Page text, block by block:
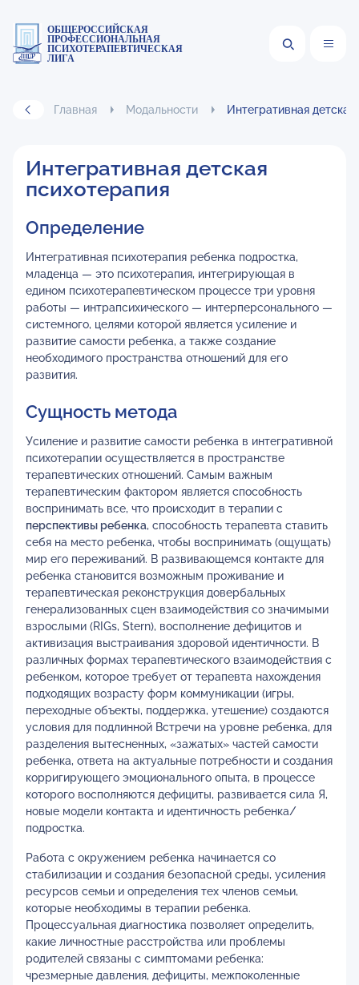
ОБЩЕРОССИЙСКАЯ
ПРОФЕССИОНАЛЬНАЯ
ПСИХОТЕРАПЕВТИЧЕСКАЯ
ЛИГА
Главная Модальности Интегративная
Интегративная детская
психотерапия
Определение
Интегративная психотерапия ребенка подростка,
младенца — это психотерапия, интегрирующая в
едином психотерапевтическом процессе три уровня
работы — интрапсихического — интерперсонального —
системного, целями которой является усиление и
развитие самости ребенка, а также создание
необходимого пространства отношений для его
развития.
Сущность метода
Усиление и развитие самости ребенка в интегративной
психотерапии осуществляется в пространстве
терапевтических отношений. Самым важным
терапевтическим фактором является способность
воспринимать все, что происходит в терапии с
перспективы ребенка, способность терапевта ставить
себя на место ребенка, чтобы воспринимать (ощущать)
мир его переживаний. В развивающемся контакте для
ребенка становится возможным проживание и
терапевтическая реконструкция довербальных
генерализованных сцен взаимодействия со значимыми
взрослыми (RIGs, Stern), восполнение дефицитов и
активизация выстраивания здоровой идентичности. В
различных формах терапевтического взаимодействия с
ребенком, которое требует от терапевта нахождения
подходящих возрасту форм коммуникации (игры,
переходные объекты, поддержка, утешение) создаются
условия для подлинной Встречи на уровне ребенка, для
разделения вытесненных, «зажатых» частей самости
ребенка, ответа на актуальные потребности и создания
корригирующего эмоционального опыта, в процессе
которого восполняются дефициты, развивается сила Я,
новые модели контакта и идентичность ребенка/
подростка.
Работа с окружением ребенка начинается со
стабилизации и создания безопасной среды, усиления
ресурсов семьи и определения тех членов семьи,
которые необходимы в терапии ребенка.
Процессуальная диагностика позволяет определить,
какие личностные расстройства или проблемы
родителей связаны с симптомами ребенка:
чрезмерные давления, дефициты, межпоколенные